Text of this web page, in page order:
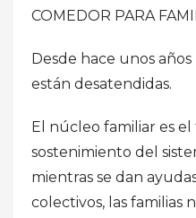
COMEDOR PARA
Desde hace unos
están desatendidas.
El núcleo familiar es
sostenimiento del
mientras se dan
colectivos, las familias